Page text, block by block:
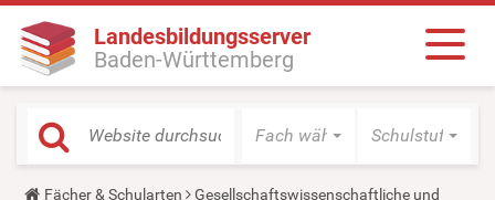
Landesbildungsserver
Baden-Württemberg
Fach wählen Schulstufe
Y
Fächer & Schularten
Gesellschaftswissenschaftliche und